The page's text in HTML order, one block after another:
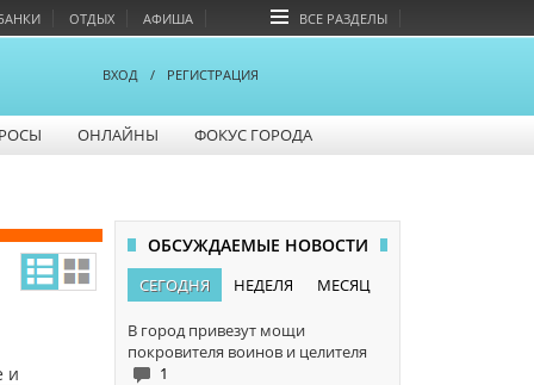
ОТДЫХ АФИША ВСЕ РАЗДЕЛЫ
ВХОД / РЕГИСТРАЦИЯ
ОНЛАЙНЫ ФОКУС ГОРОДА
и
ОБСУЖДАЕМЫЕ НОВОСТИ
СЕГОДНЯ НЕДЕЛЯ МЕСЯЦ
В город привезут мощи
покровителя воинов и целителя
1